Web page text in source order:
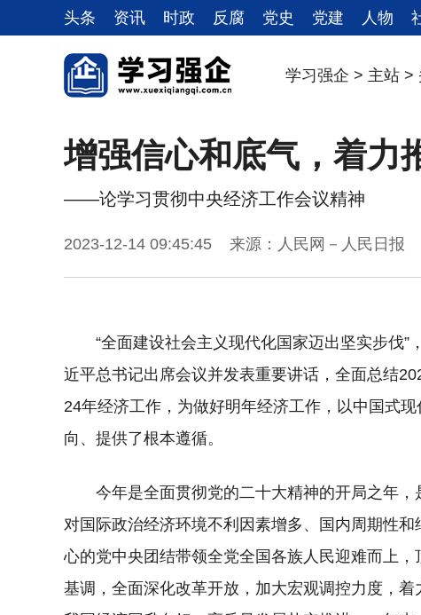
头条 资讯 时政 反腐 党史 党建 人物
学习强企 > 主站 >
增强信心和底气，着力
——论学习贯彻中央经济工作会议精神
2023-12-14 09:45:45 来源：人民网－人民日报
“全面建设社会主义现代化国家迈出坚实步伐
近平总书记出席会议并发表重要讲话，全面总结
24年经济工作，为做好明年经济工作，以中国式
向、提供了根本遵循。
今年是全面贯彻党的二十大精神的开局之年
对国际政治经济环境不利因素增多、国内周期性
心的党中央团结带领全党全国各族人民迎难而上
基调，全面深化改革开放，加大宏观调控力度，